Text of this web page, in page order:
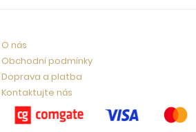
O nás
Obchodní podmínky
Doprava a platba
Kontaktujte nás